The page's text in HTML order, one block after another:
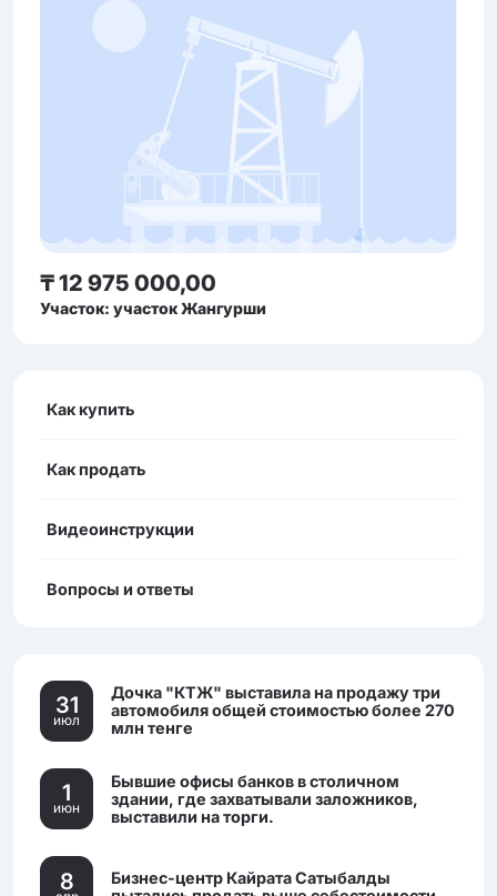
₸ 12 975 000,00
Участок: участок Жангурши
Как купить
Как продать
Видеоинструкции
Вопросы и ответы
31
июл
Дочка "КТЖ" выставила на продажу три
автомобиля общей стоимостью более 270
млн тенге
1
июн
Бывшие офисы банков в столичном
здании, где захватывали заложников,
выставили на торги.
8
Бизнес-центр Кайрата Сатыбалды